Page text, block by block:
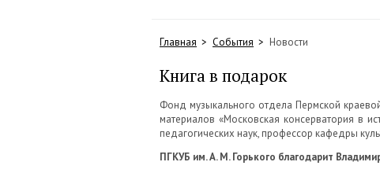
Главная События Новости
Книга в подарок
Фонд музыкального отдела Пермской
материалов «Московская консерватория в
педагогических наук, профессор кафедры
ПГКУБ им. А. М. Горького благодарит